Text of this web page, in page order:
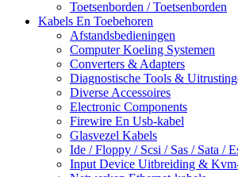
Toetsenborden / Toetsenborden
Kabels En Toebehoren
Afstandsbedieningen
Computer Koeling Systemen
Converters & Adapters
Diagnostische Tools &
Diverse Accessoires
Electronic Components
Firewire En Usb-kabel
Glasvezel Kabels
Ide / Floppy / Scsi / Sas / Sata /
Input Device Uitbreiding &